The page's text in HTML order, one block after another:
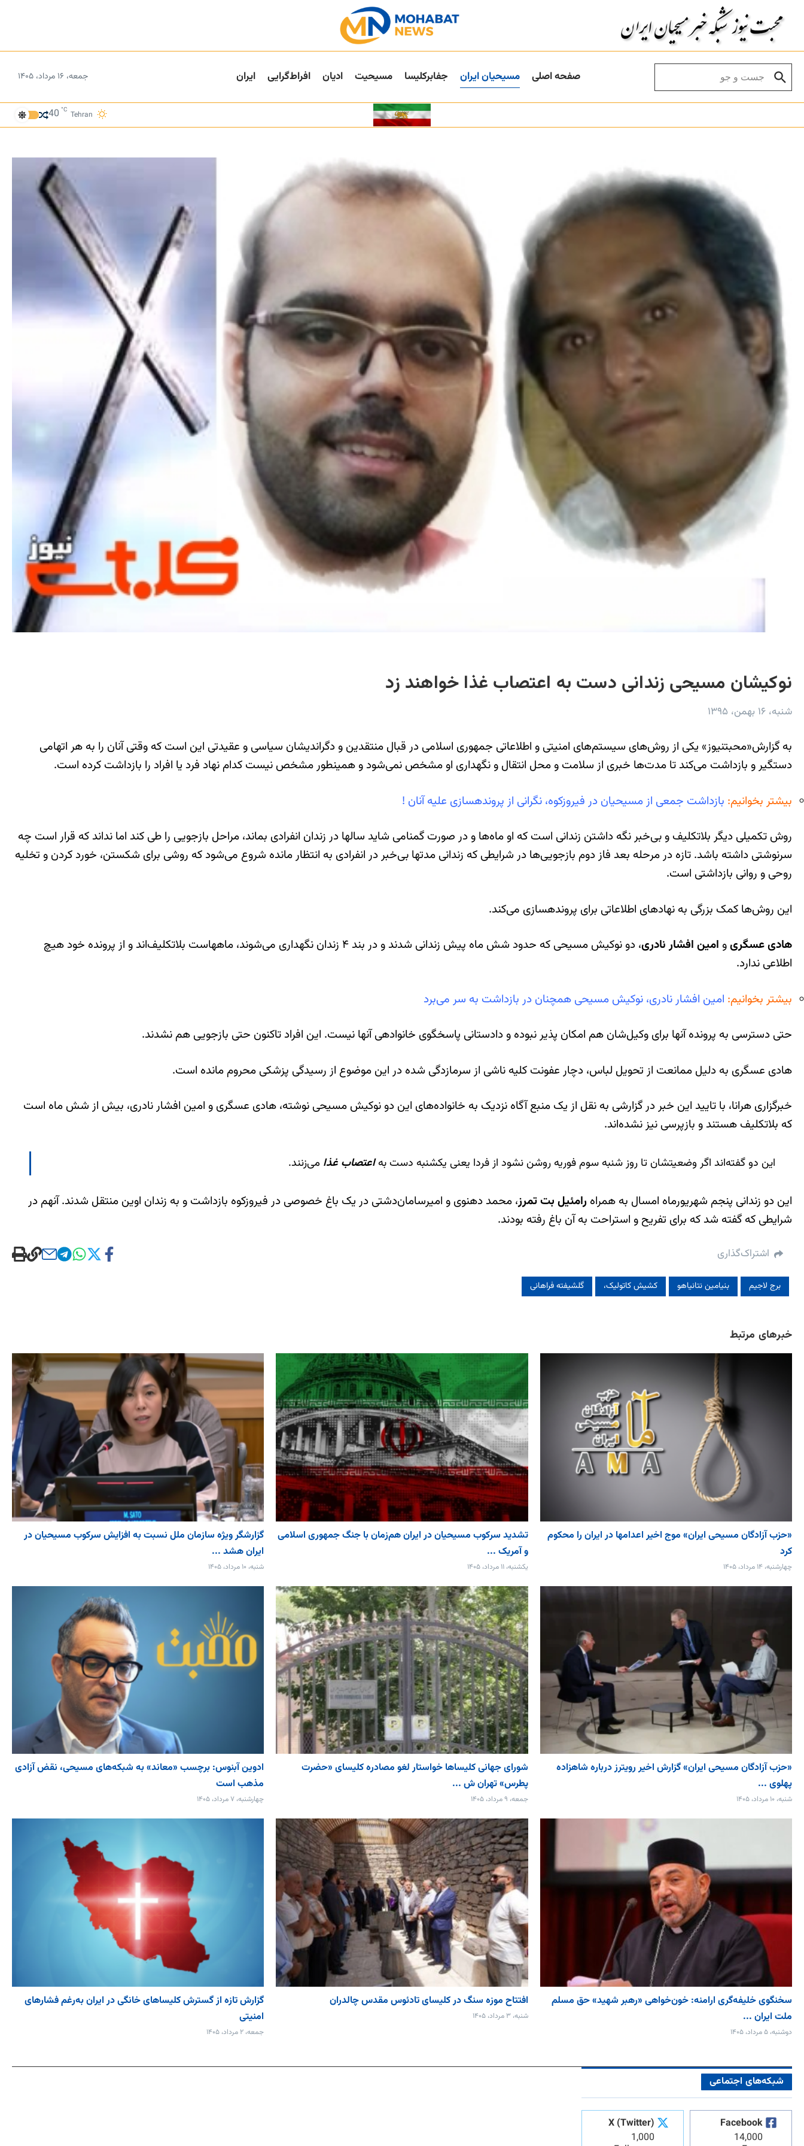
صفحه اصلی مسیحیان ایران جفا‌بر‌کلیسا مسیحیت ادیان افراط‌گرایی ایران جمعه، ۱۶ مرداد، ۱۴۰۵
Tehran
40 °C
نوکیشان مسیحی زندانی دست به اعتصاب غذا خواهند زد
شنبه، ۱۶ بهمن، ۱۳۹۵
به گزارش«محبت‎نیوز» یکی از روش‌های سیستم‌های امنیتی و اطلاعاتی جمهوری اسلامی در قبال منتقدین و دگراندیشان سیاسی و عقیدتی این است که وقتی آنان را به هر اتهامی
دستگیر و بازداشت می‌کند تا مدت‌ها خبری از سلامت و محل انتقال و نگهداری او مشخص نمی‌شود و همینطور مشخص نیست کدام نهاد فرد یا افراد را بازداشت کرده است.
بیشتر بخوانیم: بازداشت جمعی از مسیحیان در فیروزکوه، نگرانی از پرونده‎سازی علیه آنان !
روش تکمیلی دیگر بلاتکلیف و بی‌خبر نگه داشتن زندانی است که او ماه‌ها و در صورت گمنامی شاید سالها در زندان انفرادی بماند، مراحل بازجویی را طی کند اما نداند که قرار است چه
سرنوشتی داشته باشد. تازه در مرحله بعد فاز دوم بازجویی‌ها در شرایطی که زندانی مدتها بی‌خبر در انفرادی به انتظار مانده شروع می‌شود که روشی برای شکستن، خورد کردن و تخلیه
روحی و روانی بازداشتی است.
این روش‌ها کمک بزرگی به نهادهای اطلاعاتی برای پرونده‎سازی می‌کند.
هادی عسگریو امین افشار نادری
، دو نوکیش مسیحی که حدود شش ماه پیش زندانی شدند و در بند ۴ زندان نگهداری می‌شوند، ماه‎هاست بلاتکلیف‌اند و از پرونده خود هیچ
اطلاعی ندارد.
بیشتر بخوانیم: امین افشار نادری، نوکیش مسیحی همچنان در بازداشت به سر می‌برد
حتی دسترسی به پرونده آنها برای وکیل‌شان هم امکان پذیر نبوده و دادستانی پاسخگوی خانواده‎ی آنها نیست. این افراد تاکنون حتی بازجویی هم نشدند.
هادی عسگری به دلیل ممانعت از تحویل لباس، دچار عفونت کلیه ناشی از سرمازدگی شده در این موضوع از رسیدگی پزشکی محروم مانده است.
خبرگزاری هرانا، با تایید این خبر در گزارشی به نقل از یک منبع آگاه نزدیک به خانواده‌های این دو نوکیش مسیحی نوشته، هادی عسگری و امین افشار نادری، بیش از شش ماه است
که بلاتکلیف هستند و بازپرسی نیز نشده‌اند.
این دو گفته‌اند اگر وضعیت‎شان تا روز شنبه سوم فوریه روشن نشود از فردا یعنی یکشنبه دست به اعتصاب غذا می‌زنند.
این دو زندانی پنجم شهریورماه امسال به همراه رامئیل بت تمرز، محمد دهنوی و امیرسامان‌دشتی در یک باغ خصوصی در فیروزکوه بازداشت و به زندان اوین منتقل شدند. آنهم در
شرایطی که گفته شد که برای تفریح و استراحت به آن باغ رفته بودند.
اشتراک‌گذاری
برج لاجیم بنیامین نتانیاهو کشیش کاتولیک، گلشیفته فراهانی
خبرهای مرتبط
«حزب آزادگان مسیحی ایران» موج اخیر اعدامها در ایران را محکوم
کرد
چهارشنبه، ۱۴ مرداد، ۱۴۰۵
تشدید سرکوب مسیحیان در ایران هم‌زمان با جنگ جمهوری اسلامی
و آمریک ...
یکشنبه، ۱۱ مرداد، ۱۴۰۵
گزارشگر ویژه سازمان ملل نسبت به افزایش سرکوب مسیحیان در
ایران هشد ...
شنبه، ۱۰ مرداد، ۱۴۰۵
«حزب آزادگان مسیحی ایران» گزارش اخیر رویترز درباره شاهزاده
پهلوی ...
شنبه، ۱۰ مرداد، ۱۴۰۵
شورای جهانی کلیساها خواستار لغو مصادره کلیسای «حضرت
پطرس» تهران ش ...
جمعه، ۹ مرداد، ۱۴۰۵
ادوین آبنوس: برچسب «معاند» به شبکه‌های مسیحی، نقض آزادی
مذهب است
چهارشنبه، ۷ مرداد، ۱۴۰۵
سخنگوی خلیفه‌گری ارامنه: خون‌خواهی «رهبر شهید» حق مسلم
ملت ایران ...
دوشنبه، ۵ مرداد، ۱۴۰۵
افتتاح موزه سنگ در کلیسای تادئوس مقدس چالدران
شنبه، ۳ مرداد، ۱۴۰۵
گزارش تازه از گسترش کلیساهای خانگی در ایران به‌رغم فشارهای
امنیتی
جمعه، ۲ مرداد، ۱۴۰۵
شبکه‌های اجتماعی
Facebook
14,000
X (Twitter)
1,000